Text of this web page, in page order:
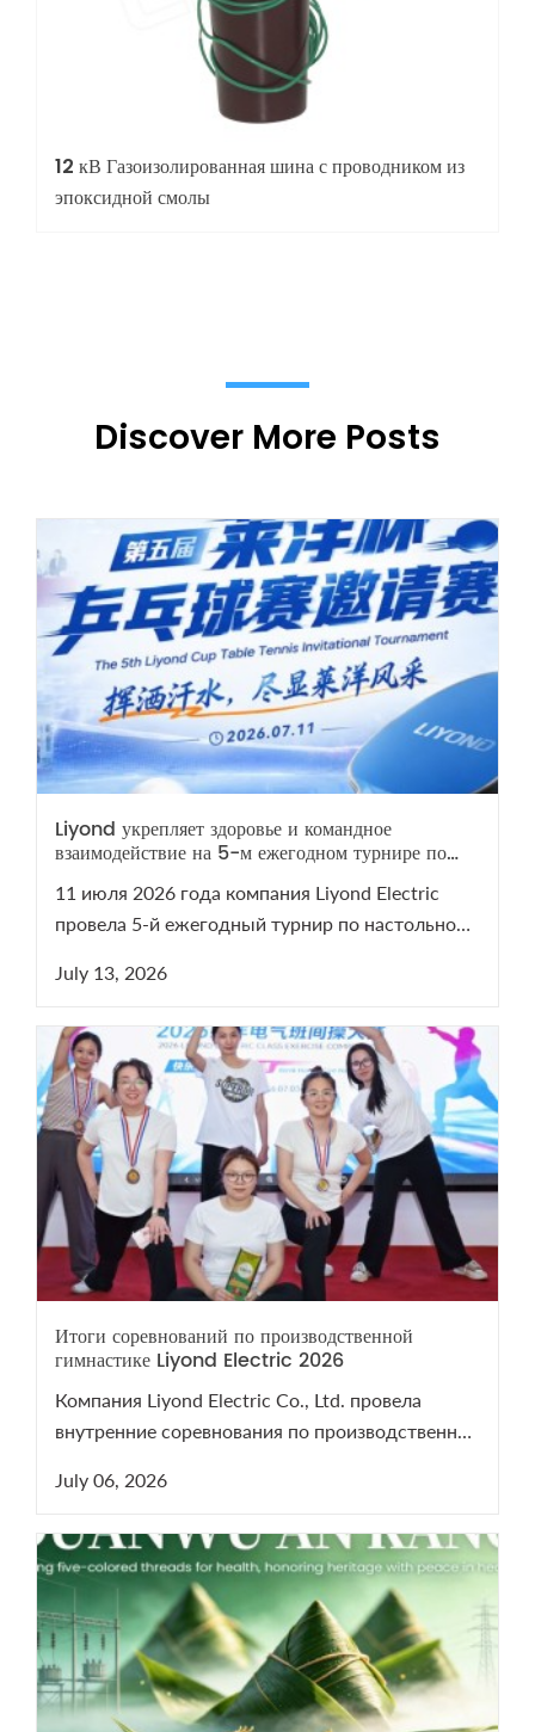
12 кВ Газоизолированная шина с проводником из
эпоксидной смолы
Discover More Posts
Liyond укрепляет здоровье и командное
взаимодействие на 5-м ежегодном турнире по
11 июля 2026 года компания Liyond Electric
провела 5-й ежегодный турнир по настольному
напомнило о важности здоровья. Смотрите
July 13, 2026
Итоги соревнований по производственной
гимнастике Liyond Electric 2026
Компания Liyond Electric Co., Ltd. провела
внутренние соревнования по производственной
сотрудников.
July 06, 2026